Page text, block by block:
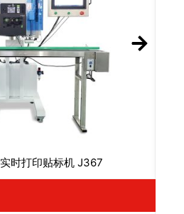
时打印贴标机 J367